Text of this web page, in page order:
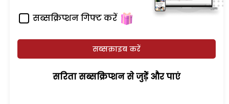
सब्सक्रिप्शन गिफ्ट करें
सब्सक्राइब करें
सरिता सब्सक्रिप्शन से जुड़ेें और पाएं